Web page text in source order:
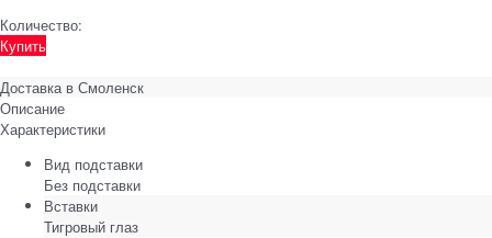
Количество:
Купить
Доставка в Смоленск
Описание
Характеристики
Вид подставки
Без подставки
Вставки
Тигровый глаз